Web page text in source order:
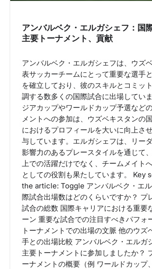
アンバルベク・エルガシェフ：国
主要トーナメント、貢献
アンバルベク・エルガシェフは、ウズ
表サッカーチームにとって重要な選手
を確立しており、彼のスキルとコミッ
調する数多くの国際試合に出場してい
ジアカップやワールドカップ予選など
メントへの参加は、ウズベキスタンの
におけるプロフィールを大いに向上さ
与しています。エルガシェフは、リー
影響力のあるプレースタイルを通じて
上での活躍だけでなく、チームメイト
としての役割も果たしています。 Key
the article: Toggle アンバルベク・エ
際試合出場数はどのくらいですか？ プ
試合の総数 国際キャリアにおける重要
ーン 重要な試合での注目すべきパフォ
トーナメントでの出場の文脈 他のウズ
手との出場比較 アンバルベク・エルガ
主要トーナメントに参加しましたか？
ーナメントの概要（例 ワールドカップ